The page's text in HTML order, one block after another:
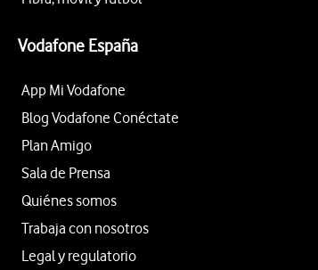
Vodafone España
App Mi Vodafone
Blog Vodafone Conéctate
Plan Amigo
Sala de Prensa
Quiénes somos
Trabaja con nosotros
Legal y regulatorio